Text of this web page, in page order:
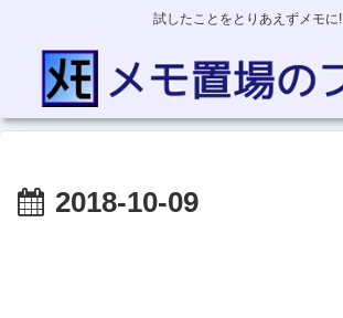
試したことをとりあえずメモに!
2018-10-09